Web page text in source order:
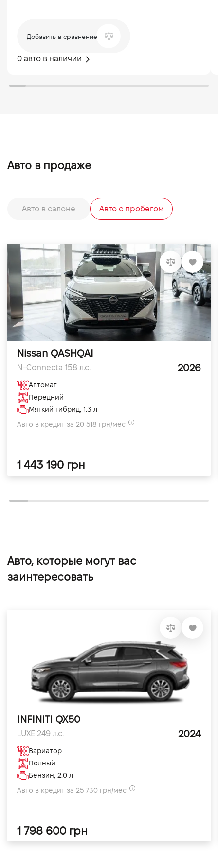
0 авто в наличии
Добавить в сравнение
Авто в продаже
Авто в салоне Авто с пробегом
Nissan QASHQAI
N-Connecta 158 л.с. 2026
Автомат
Передний
Мягкий гибрид, 1.3 л
Авто в кредит за 20 518 грн/мес
1 443 190 грн
Авто, которые могут вас
заинтересовать
INFINITI QX50
LUXE 249 л.с. 2024
Вариатор
Полный
Бензин, 2.0 л
Авто в кредит за 25 730 грн/мес
1 798 600 грн